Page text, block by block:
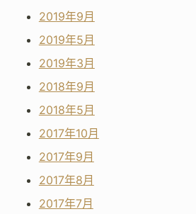
2019年9月
2019年5月
2019年3月
2018年9月
2018年5月
2017年10月
2017年9月
2017年8月
2017年7月